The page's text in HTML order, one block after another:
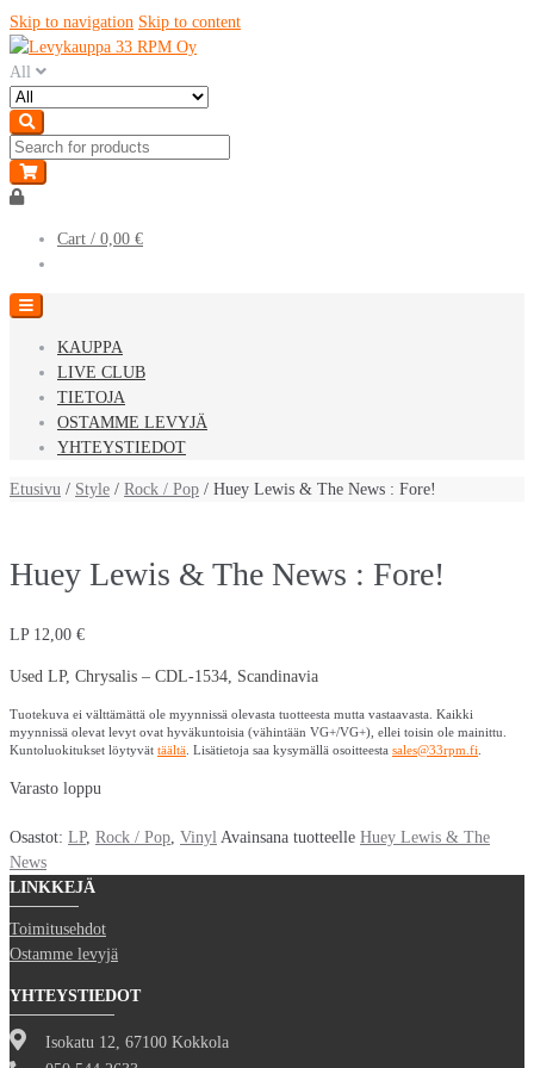
Skip to navigation Skip to content
All
Cart / 0,00 €
KAUPPA
LIVE CLUB
TIETOJA
OSTAMME LEVYJÄ
YHTEYSTIEDOT
Etusivu / Style / Rock / Pop / Huey Lewis & The News : Fore!
Huey Lewis & The News : Fore!
LP 12,00 €
Used LP, Chrysalis – CDL-1534, Scandinavia
Tuotekuva ei välttämättä ole myynnissä olevasta tuotteesta mutta vastaavasta. Kaikki
myynnissä olevat levyt ovat hyväkuntoisia (vähintään VG+/VG+), ellei toisin ole mainittu.
Kuntoluokitukset löytyvät täältä . Lisätietoja saa kysymällä osoitteesta sales@33rpm.fi
Varasto loppu
Osastot: LP, Rock / Pop Vinyl Avainsana tuotteelle Huey Lewis & The
News
LINKKEJÄ
Toimitusehdot
Ostamme levyjä
YHTEYSTIEDOT
Isokatu 12, 67100 Kokkola